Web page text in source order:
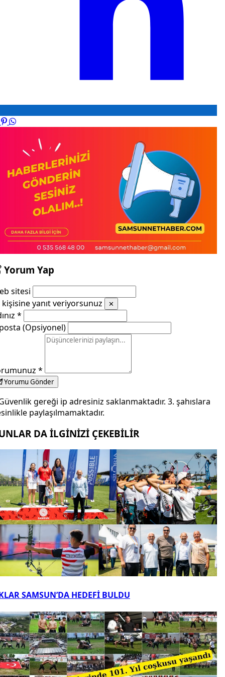
Yorum Yap
sitesi
kişisine yanıt veriyorsunuz
✕
*
(Opsiyonel)
*
Yorumu Gönder
gereği ip adresiniz saklanmaktadır. 3. şahıslara
paylaşılmamaktadır.
DA İLGİNİZİ ÇEKEBİLİR
SAMSUN’DA HEDEFİ BULDU